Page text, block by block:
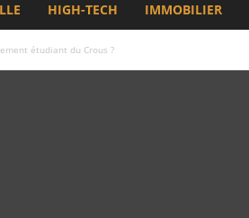
HIGH-TECH IMMOBILIER
étudiant du Crous ?